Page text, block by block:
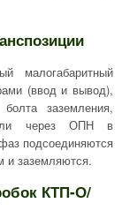
малогабаритный
(ввод и вывод),
заземления,
или через ОПН в
подсоединяются
и заземляются.
КТП-О/